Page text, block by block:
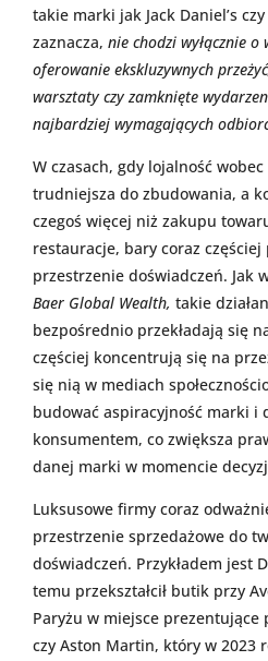
takie marki jak Jack Daniel’s
zaznacza, nie chodzi wyłącznie o
oferowanie ekskluzywnych
warsztaty czy zamknięte
najbardziej wymagających
W czasach, gdy lojalność
trudniejsza do zbudowania, a
czegoś więcej niż zakupu
restauracje, bary coraz częściej
przestrzenie doświadczeń. Jak
Baer Global Wealth, takie
bezpośrednio przekładają się
częściej koncentrują się na
się nią w mediach
budować aspiracyjność marki i
konsumentem, co zwiększa
danej marki w momencie
Luksusowe firmy coraz
przestrzenie sprzedażowe do
doświadczeń. Przykładem jest
temu przekształcił butik przy
Paryżu w miejsce prezentujące
czy Aston Martin, który w 2023